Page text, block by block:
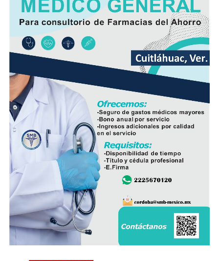
la pavimentación había sido solicitada desde hace varios
años por los habitantes de La Luz Palotal, por lo que
consideró que su ejecución mejorará las condiciones de
movilidad y seguridad para quienes diariamente utilizan
esta vialidad.
A la inauguración asistieron integrantes del Cabildo,
funcionarios municipales, representantes del comité de
obra y habitantes de la comunidad, quienes recorrieron
el tramo rehabilitado.
Con esta obra, el Ayuntamiento dio inicio formal al
programa de infraestructura de la presente
administración, con el objetivo de mejorar las vialidades
y fortalecer los servicios en distintos sectores del
municipio.